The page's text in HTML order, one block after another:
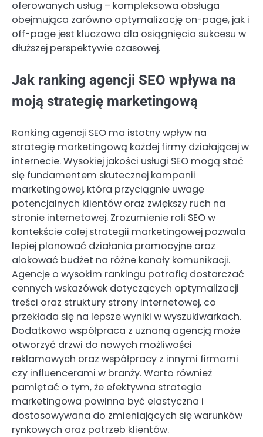
oferowanych usług – kompleksowa obsługa
obejmująca zarówno optymalizację on-page, jak i
off-page jest kluczowa dla osiągnięcia sukcesu w
dłuższej perspektywie czasowej.
Jak ranking agencji SEO wpływa na
moją strategię marketingową
Ranking agencji SEO ma istotny wpływ na
strategię marketingową każdej firmy działającej w
internecie. Wysokiej jakości usługi SEO mogą stać
się fundamentem skutecznej kampanii
marketingowej, która przyciągnie uwagę
potencjalnych klientów oraz zwiększy ruch na
stronie internetowej. Zrozumienie roli SEO w
kontekście całej strategii marketingowej pozwala
lepiej planować działania promocyjne oraz
alokować budżet na różne kanały komunikacji.
Agencje o wysokim rankingu potrafią dostarczać
cennych wskazówek dotyczących optymalizacji
treści oraz struktury strony internetowej, co
przekłada się na lepsze wyniki w wyszukiwarkach.
Dodatkowo współpraca z uznaną agencją może
otworzyć drzwi do nowych możliwości
reklamowych oraz współpracy z innymi firmami
czy influencerami w branży. Warto również
pamiętać o tym, że efektywna strategia
marketingowa powinna być elastyczna i
dostosowywana do zmieniających się warunków
rynkowych oraz potrzeb klientów.